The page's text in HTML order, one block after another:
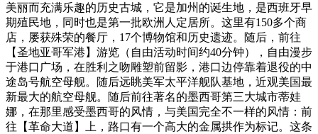
美丽而充满乐趣的历史古城，它是加州的诞生地，是西班牙早
期殖民地，同时也是第一批欧洲人定居所。这里有150多个商
店，屡获殊荣的餐厅，17个博物馆和历史遗迹。随后，前往
【圣地亚哥军港】游览（自由活动时间约40分钟），自由漫步
于港口广场，在胜利之吻雕塑前留影，港口边停靠着退役的中
途岛号航空母舰。随后远眺美军太平洋舰队基地，近观美国最
新最大的航空母舰。随后前往著名的墨西哥第三大城市蒂娃
娜，在那里感受墨西哥的风情，与美国完全不一样的风情：前
往【革命大道】上，路口有一个高大的金属拱作为标记。这条